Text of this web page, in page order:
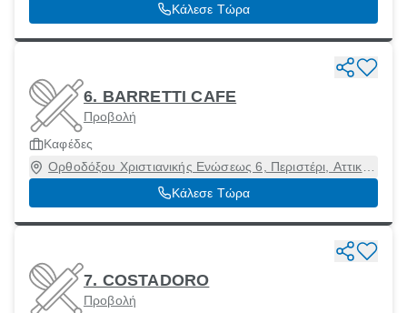
Κάλεσε Τώρα
6. BARRETTI CAFE
Προβολή
Καφέδες
Ορθοδόξου Χριστιανικής Ενώσεως 6, Περιστέρι, Αττική,
12134
Κάλεσε Τώρα
7. COSTADORO
Προβολή